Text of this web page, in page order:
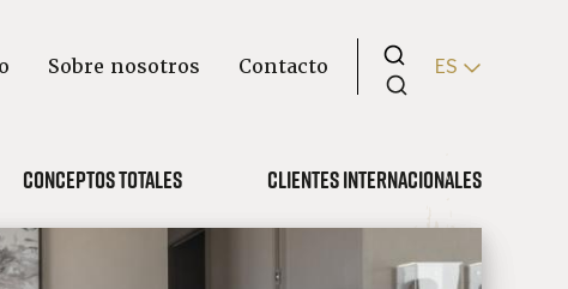
Sobre nosotros Contacto ES
Conceptos totales Clientes internacionales